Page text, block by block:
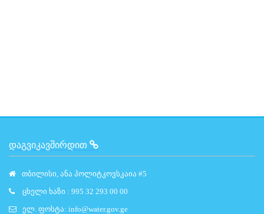
ᲓᲐᲒᲕᲘᲙᲐᲕᲨᲘᲠᲓᲘᲗ
თბილისი, ანა პოლიტკოვსკაია #5
ცხელი ხაზი : 995 32 293 00 00
ელ. ფოსტა: info@water.gov.ge